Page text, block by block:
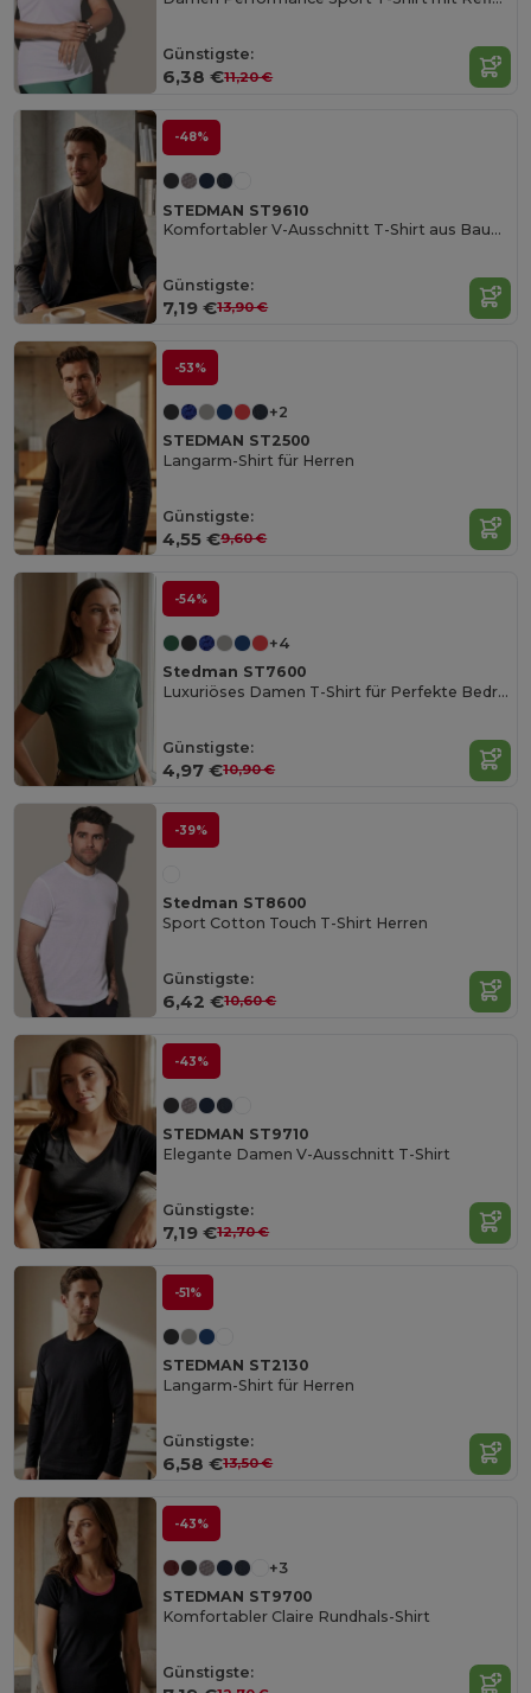
Günstigste:
6,38 €11,20 €
-48%
STEDMAN ST9610
Komfortabler V-Ausschnitt T-Shirt aus Baumwoll-Elastan
Günstigste:
7,19 €13,90 €
-53%
+2
STEDMAN ST2500
Langarm-Shirt für Herren
Günstigste:
4,55 €9,60 €
-54%
+4
Stedman ST7600
Luxuriöses Damen T-Shirt für Perfekte Bedruckung
Günstigste:
4,97 €10,90 €
-39%
Stedman ST8600
Sport Cotton Touch T-Shirt Herren
Günstigste:
6,42 €10,60 €
-43%
STEDMAN ST9710
Elegante Damen V-Ausschnitt T-Shirt
Günstigste:
7,19 €12,70 €
-51%
STEDMAN ST2130
Langarm-Shirt für Herren
Günstigste:
6,58 €13,50 €
-43%
+3
STEDMAN ST9700
Komfortabler Claire Rundhals-Shirt
Günstigste: